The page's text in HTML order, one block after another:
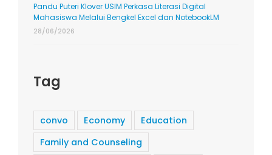
Pandu Puteri Klover USIM Perkasa Literasi Digital
Mahasiswa Melalui Bengkel Excel dan NotebookLM
28/06/2026
Tag
convo Economy
Education
Family and Counseling